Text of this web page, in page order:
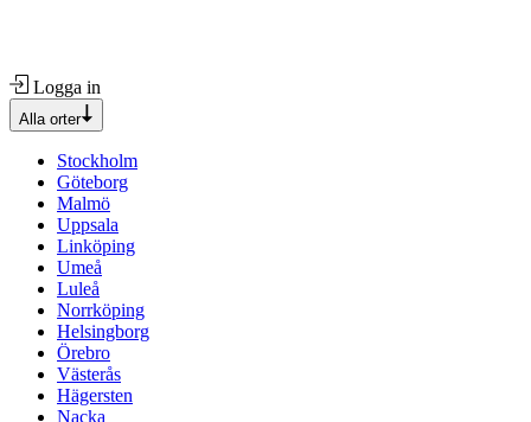
Logga in
Alla orter
Stockholm
Göteborg
Malmö
Uppsala
Linköping
Umeå
Luleå
Norrköping
Helsingborg
Örebro
Västerås
Hägersten
Nacka